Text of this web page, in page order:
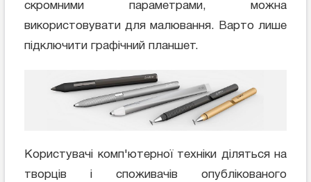
скромними параметрами, можна
використовувати для малювання. Варто лише
підключити графічний планшет.
Користувачі комп'ютерної техніки діляться на
творців і споживачів опублікованого